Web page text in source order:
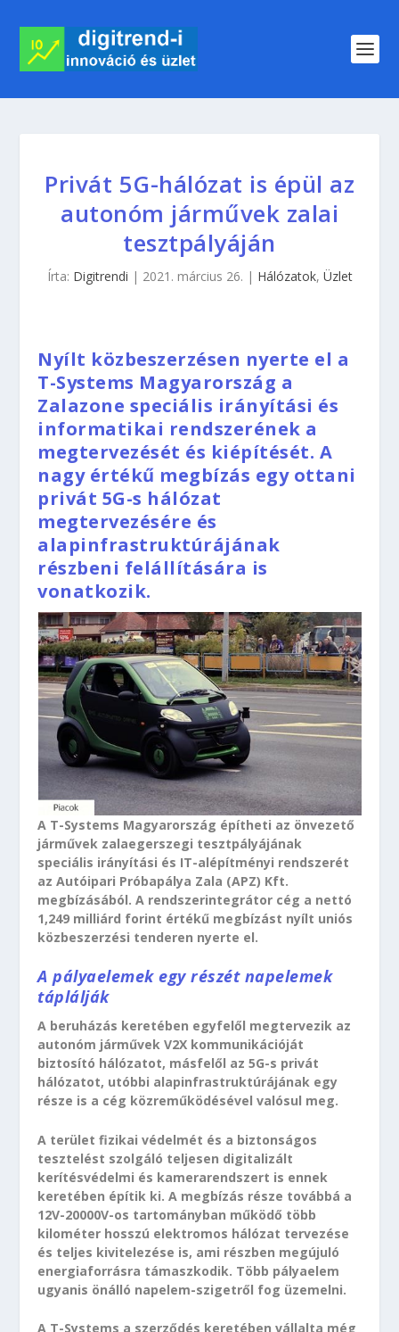
Privát 5G-hálózat is épül az
autonóm járművek zalai
tesztpályáján
Írta: Digitrendi | 2021. március 26. | Hálózatok, Üzlet
Nyílt közbeszerzésen nyerte el a
T-Systems Magyarország a
Zalazone speciális irányítási és
informatikai rendszerének a
megtervezését és kiépítését. A
nagy értékű megbízás egy ottani
privát 5G-s hálózat
megtervezésére és
alapinfrastruktúrájának
részbeni felállítására is
vonatkozik.
A T-Systems Magyarország építheti az önvezető
járművek zalaegerszegi tesztpályájának
speciális irányítási és IT-alépítményi rendszerét
az Autóipari Próbapálya Zala (APZ) Kft.
megbízásából. A rendszerintegrátor cég a nettó
1,249 milliárd forint értékű megbízást nyílt uniós
közbeszerzési tenderen nyerte el.
A pályaelemek egy részét napelemek
táplálják
A beruházás keretében egyfelől megtervezik az
autonóm járművek V2X kommunikációját
biztosító hálózatot, másfelől az 5G-s privát
hálózatot, utóbbi alapinfrastruktúrájának egy
része is a cég közreműködésével valósul meg.
A terület fizikai védelmét és a biztonságos
tesztelést szolgáló teljesen digitalizált
kerítésvédelmi és kamerarendszert is ennek
keretében építik ki. A megbízás része továbbá a
12V-20000V-os tartományban működő több
kilométer hosszú elektromos hálózat tervezése
és teljes kivitelezése is, ami részben megújuló
energiaforrásra támaszkodik. Több pályaelem
ugyanis önálló napelem-szigetről fog üzemelni.
A T-Systems a szerződés keretében vállalta még